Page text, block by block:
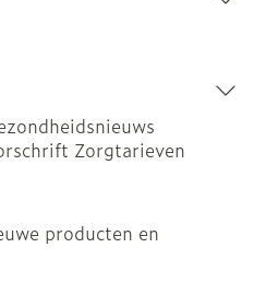
Zorgtarieven
producten en